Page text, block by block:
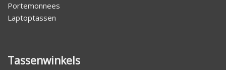
Portemonnees
Laptoptassen
Tassenwinkels